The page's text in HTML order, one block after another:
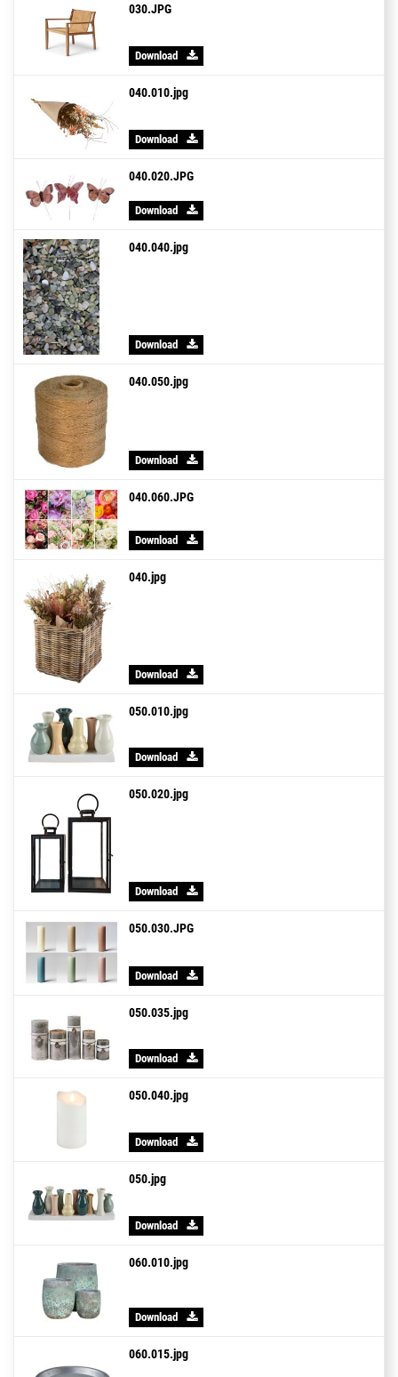
030.JPG
Download
040.010.jpg
Download
040.020.JPG
Download
040.040.jpg
Download
040.050.jpg
Download
040.060.JPG
Download
040.jpg
Download
050.010.jpg
Download
050.020.jpg
Download
050.030.JPG
Download
050.035.jpg
Download
050.040.jpg
Download
050.jpg
Download
060.010.jpg
Download
060.015.jpg